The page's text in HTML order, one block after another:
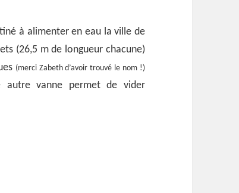
à alimenter en eau la ville de
(26,5 m de longueur chacune)
(merci Zabeth d’avoir trouvé le nom !)
autre vanne permet de vider